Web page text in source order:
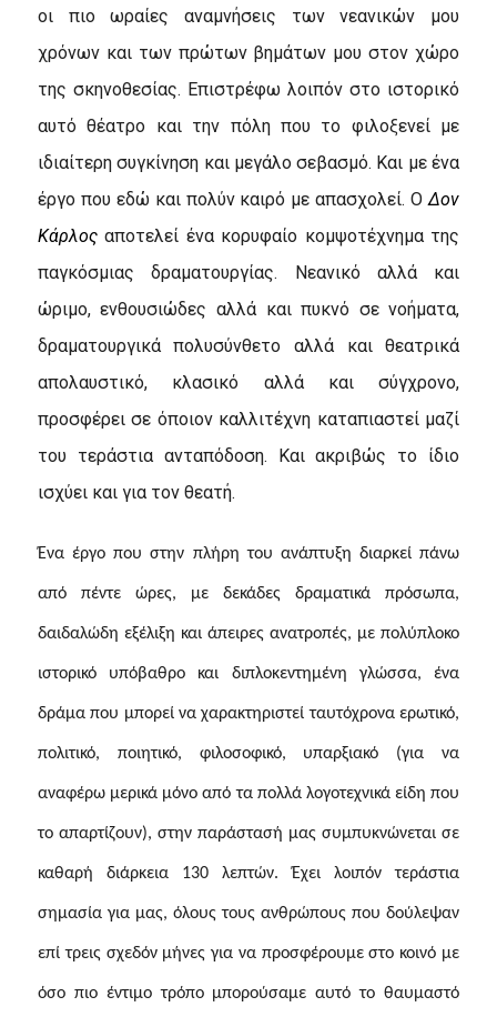
οι πιο ωραίες αναμνήσεις των νεανικών μου
χρόνων και των πρώτων βημάτων μου στον χώρο
της σκηνοθεσίας. Επιστρέφω λοιπόν στο ιστορικό
αυτό θέατρο και την πόλη που το φιλοξενεί με
ιδιαίτερη συγκίνηση και μεγάλο σεβασμό. Και με ένα
έργο που εδώ και πολύν καιρό με απασχολεί. ΟΔον
Κάρλος αποτελεί ένα κορυφαίο κομψοτέχνημα της
παγκόσμιας δραματουργίας. Νεανικό αλλά και
ώριμο, ενθουσιώδες αλλά και πυκνό σε νοήματα,
δραματουργικά πολυσύνθετο αλλά και θεατρικά
απολαυστικό, κλασικό αλλά και σύγχρονο,
προσφέρει σε όποιον καλλιτέχνη καταπιαστεί μαζί
του τεράστια ανταπόδοση. Και ακριβώς το ίδιο
ισχύει και για τον θεατή.
Ένα έργο που στην πλήρη του ανάπτυξη διαρκεί πάνω
από πέντε ώρες, με δεκάδες δραματικά πρόσωπα,
δαιδαλώδη εξέλιξη και άπειρες ανατροπές, με πολύπλοκο
ιστορικό υπόβαθρο και διπλοκεντημένη γλώσσα, ένα
δράμα που μπορεί να χαρακτηριστεί ταυτόχρονα ερωτικό,
πολιτικό, ποιητικό, φιλοσοφικό, υπαρξιακό (για να
αναφέρω μερικά μόνο από τα πολλά λογοτεχνικά είδη που
το απαρτίζουν), στην παράστασή μας συμπυκνώνεται σε
καθαρή διάρκεια 130 λεπτών. Έχει λοιπόν τεράστια
σημασία για μας, όλους τους ανθρώπους που δούλεψαν
επί τρεις σχεδόν μήνες για να προσφέρουμε στο κοινό με
όσο πιο έντιμο τρόπο μπορούσαμε αυτό το θαυμαστό